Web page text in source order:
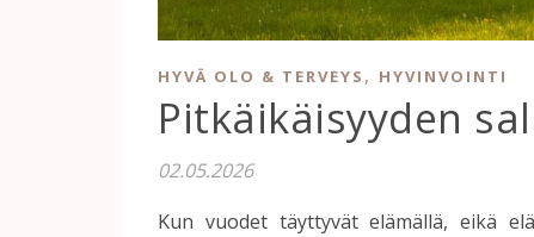
HYVÄ OLO & TERVEYS , HYVINVOINTI
Pitkäikäisyyden
02.05.2026
Kun vuodet täyttyvät elämällä, eikä